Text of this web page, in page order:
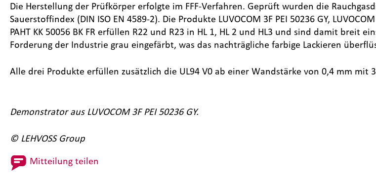
Die Herstellung der Prüfkörper erfolgte im FFF-Verfahren. Geprüft wurden die
Sauerstoffindex (DIN ISO EN 4589-2). Die Produkte LUVOCOM 3F PEI 50236 GY,
PAHT KK 50056 BK FR erfüllen R22 und R23 in HL 1, HL 2 und HL3 und sind damit breit
Forderung der Industrie grau eingefärbt, was das nachträgliche farbige Lackieren
Alle drei Produkte erfüllen zusätzlich die UL94 V0 ab einer Wandstärke von 0,4 mm mit
Demonstrator aus LUVOCOM 3F PEI 50236 GY.
© LEHVOSS Group
Mitteilung teilen